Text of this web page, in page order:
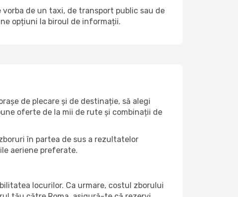
de un taxi, de transport public sau de
opțiuni la biroul de informații.
de plecare și de destinație, să alegi
oferte de la mii de rute și combinații de
în partea de sus a rezultatelor
aeriene preferate.
locurilor. Ca urmare, costul zborului